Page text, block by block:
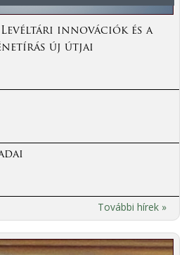
innovációk és a
új útjai
További hírek »